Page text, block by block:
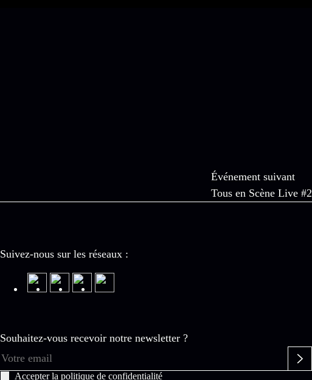
Événement suivant
Tous en Scène Live #2
Suivez-nous sur les réseaux :
Souhaitez-vous recevoir notre newsletter ?
Accepter la politique de confidentialité